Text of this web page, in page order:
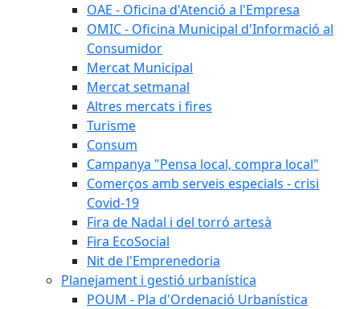
OAE - Oficina d'Atenció a l'Empresa
OMIC - Oficina Municipal d'Informació al
Consumidor
Mercat Municipal
Mercat setmanal
Altres mercats i fires
Turisme
Consum
Campanya "Pensa local, compra local"
Comerços amb serveis especials - crisi
Covid-19
Fira de Nadal i del torró artesà
Fira EcoSocial
Nit de l'Emprenedoria
Planejament i gestió urbanística
POUM - Pla d'Ordenació Urbanística